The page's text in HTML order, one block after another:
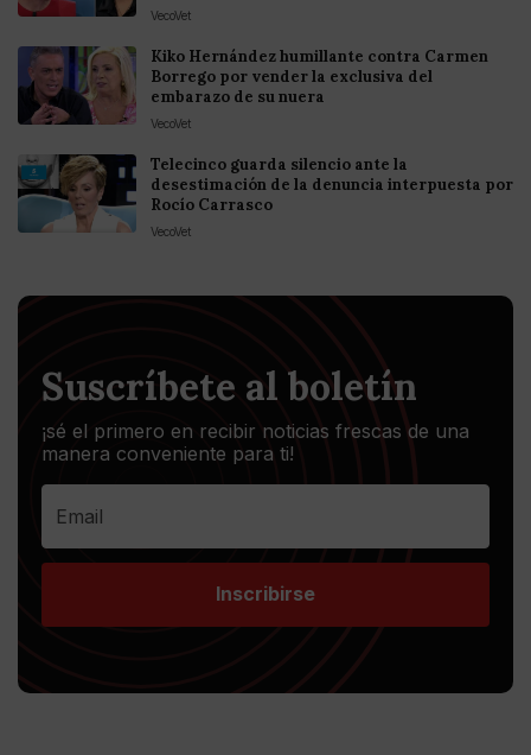
VecoVet
Kiko Hernández humillante contra Carmen
Borrego por vender la exclusiva del
embarazo de su nuera
VecoVet
Telecinco guarda silencio ante la
desestimación de la denuncia interpuesta por
Rocío Carrasco
VecoVet
Suscríbete al boletín
¡sé el primero en recibir noticias frescas de una
manera conveniente para ti!
Inscribirse